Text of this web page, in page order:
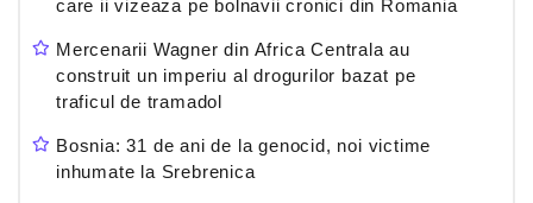
care ii vizeaza pe bolnavii cronici din Romania
Mercenarii Wagner din Africa Centrala au
construit un imperiu al drogurilor bazat pe
traficul de tramadol
Bosnia: 31 de ani de la genocid, noi victime
inhumate la Srebrenica